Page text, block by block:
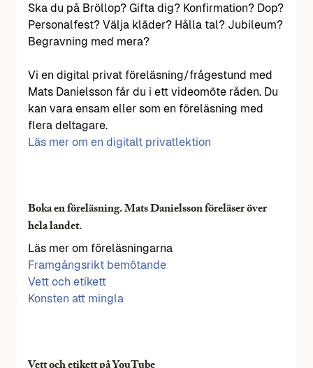
Ska du på Bröllop? Gifta dig? Konfirmation? Dop?
Personalfest? Välja kläder? Hålla tal? Jubileum?
Begravning med mera?
Vi en digital privat föreläsning/frågestund med
Mats Danielsson får du i ett videomöte råden. Du
kan vara ensam eller som en föreläsning med
flera deltagare.
Läs mer om en digitalt privatlektion
Boka en föreläsning. Mats Danielsson föreläser över
hela landet.
Läs mer om föreläsningarna
Framgångsrikt bemötande
Vett och etikett
Konsten att mingla